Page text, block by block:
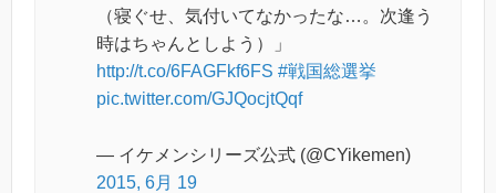
（寝ぐせ、気付いてなかったな…。次逢う
時はちゃんとしよう）」
http://t.co/6FAGFkf6FS #戦国総選挙
pic.twitter.com/GJQocjtQqf
— イケメンシリーズ公式 (@CYikemen)
2015, 6月 19